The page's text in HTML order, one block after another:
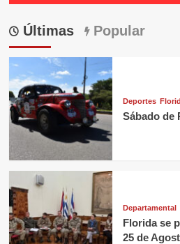
Últimas Popular
Deportes
Sábado de
Departamental
Florida se
25 de